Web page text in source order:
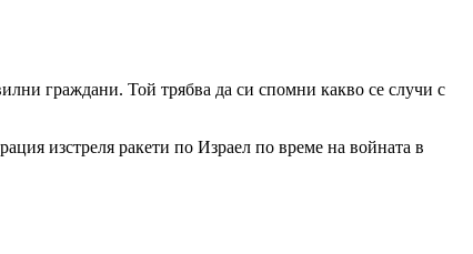
граждани. Той трябва да си спомни какво се случи с
изстреля ракети по Израел по време на войната в